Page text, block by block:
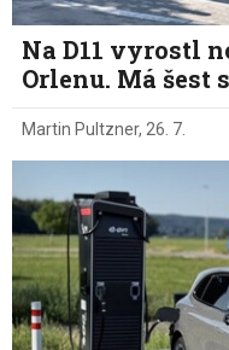
Na D11 vyrostl
Orlenu. Má šest
Martin Pultzner, 26. 7.